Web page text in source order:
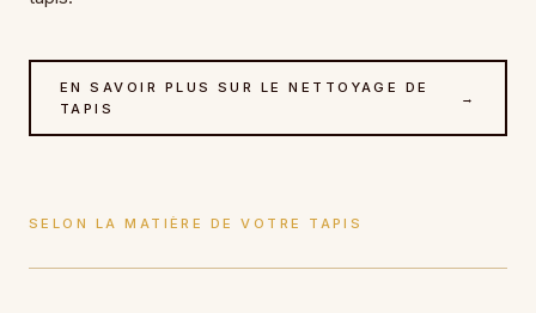
EN SAVOIR PLUS SUR LE NETTOYAGE DE
TAPIS
→
SELON LA MATIÈRE DE VOTRE TAPIS